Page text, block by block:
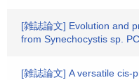
[雑誌論文] Evolution and
from Synechocystis sp.
[雑誌論文] A versatile cis-